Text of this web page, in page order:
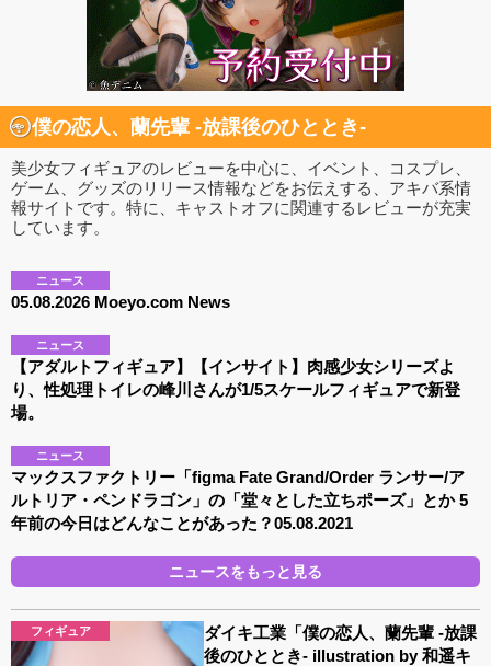
僕の恋人、蘭先輩 -放課後のひととき-
美少女フィギュアのレビューを中心に、イベント、コスプレ、
ゲーム、グッズのリリース情報などをお伝えする、アキバ系情
報サイトです。特に、キャストオフに関連するレビューが充実
しています。
ニュース
05.08.2026 Moeyo.com News
ニュース
【アダルトフィギュア】【インサイト】肉感少女シリーズよ
り、性処理トイレの峰川さんが1/5スケールフィギュアで新登
場。
ニュース
マックスファクトリー「figma Fate Grand/Order ランサー/ア
ルトリア・ペンドラゴン」の「堂々とした立ちポーズ」とか 5
年前の今日はどんなことがあった？05.08.2021
ニュースをもっと見る
フィギュア
ダイキ工業「僕の恋人、蘭先輩 -放課
後のひととき- illustration by 和遥キ